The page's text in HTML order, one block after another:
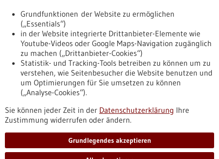
Nach oben
Informiert bleiben
Newsletter abonnieren
Grundfunktionen der Website zu ermöglichen
(„Essentials“)
in der Website integrierte Drittanbieter-Elemente wie
Youtube-Videos oder Google Maps-Navigation zugänglich
zu machen („Drittanbieter-Cookies“)
Statistik- und Tracking-Tools betreiben zu können um zu
verstehen, wie Seitenbesucher die Website benutzen und
um Optimierungen für Sie umsetzen zu können
(„Analyse-Cookies“).
Sie können jeder Zeit in der Datenschutzerklärung Ihre
Zustimmung widerrufen oder ändern.
Grundlegendes akzeptieren